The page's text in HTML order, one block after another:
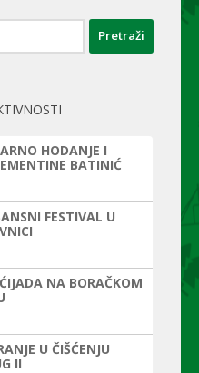
HODANJE I
BATINIĆ
FESTIVAL U
NA BORAČKOM
U ČIŠĆENJU
II